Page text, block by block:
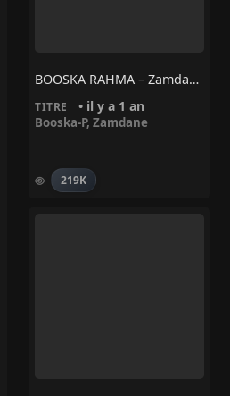
BOOSKA RAHMA – Zamdane, Booska-P
TITRE • il y a 1 an
Booska-P, Zamdane
219K